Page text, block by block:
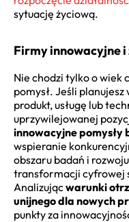
sytuację życiową.
Firmy innowacyjne i
Nie chodzi tylko o wiek
pomysł. Jeśli
produkt, usługę lub
uprzywilejowanej
innowacyjne pomysły
wspieranie
obszaru badań i
transformacji cyfrowej
Analizującwarunki
unijnego dla nowych
punkty za